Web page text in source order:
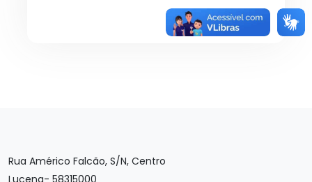
Rua Américo Falcão, S/N, Centro
Lucena- 58315000